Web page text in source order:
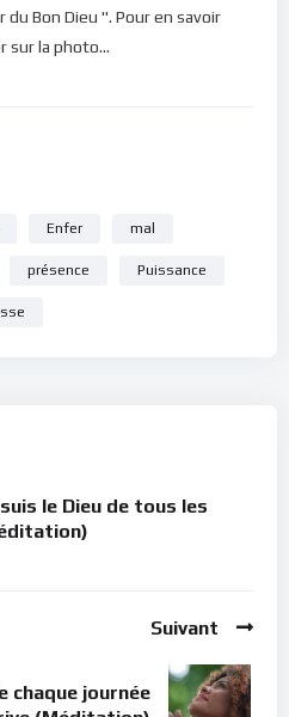
du Bon Dieu ". Pour en savoir
sur la photo...
Enfer mal
présence Puissance
le Dieu de tous les
Suivant
chaque journée